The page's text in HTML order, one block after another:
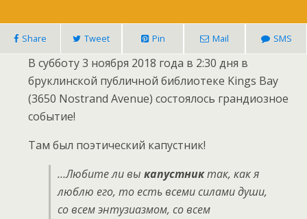
Share Tweet Pin Mail SMS
В субботу 3 ноября 2018 года в 2:30 дня в
бруклинской публичной библиотеке Kings Bay
(3650 Nostrand Avenue) состоялось грандиозное
событие!
Там был поэтический капустник!
…Любите ли вы капустниктак, как я
люблю его, то есть всеми силами души,
со всем энтузиазмом, со всем